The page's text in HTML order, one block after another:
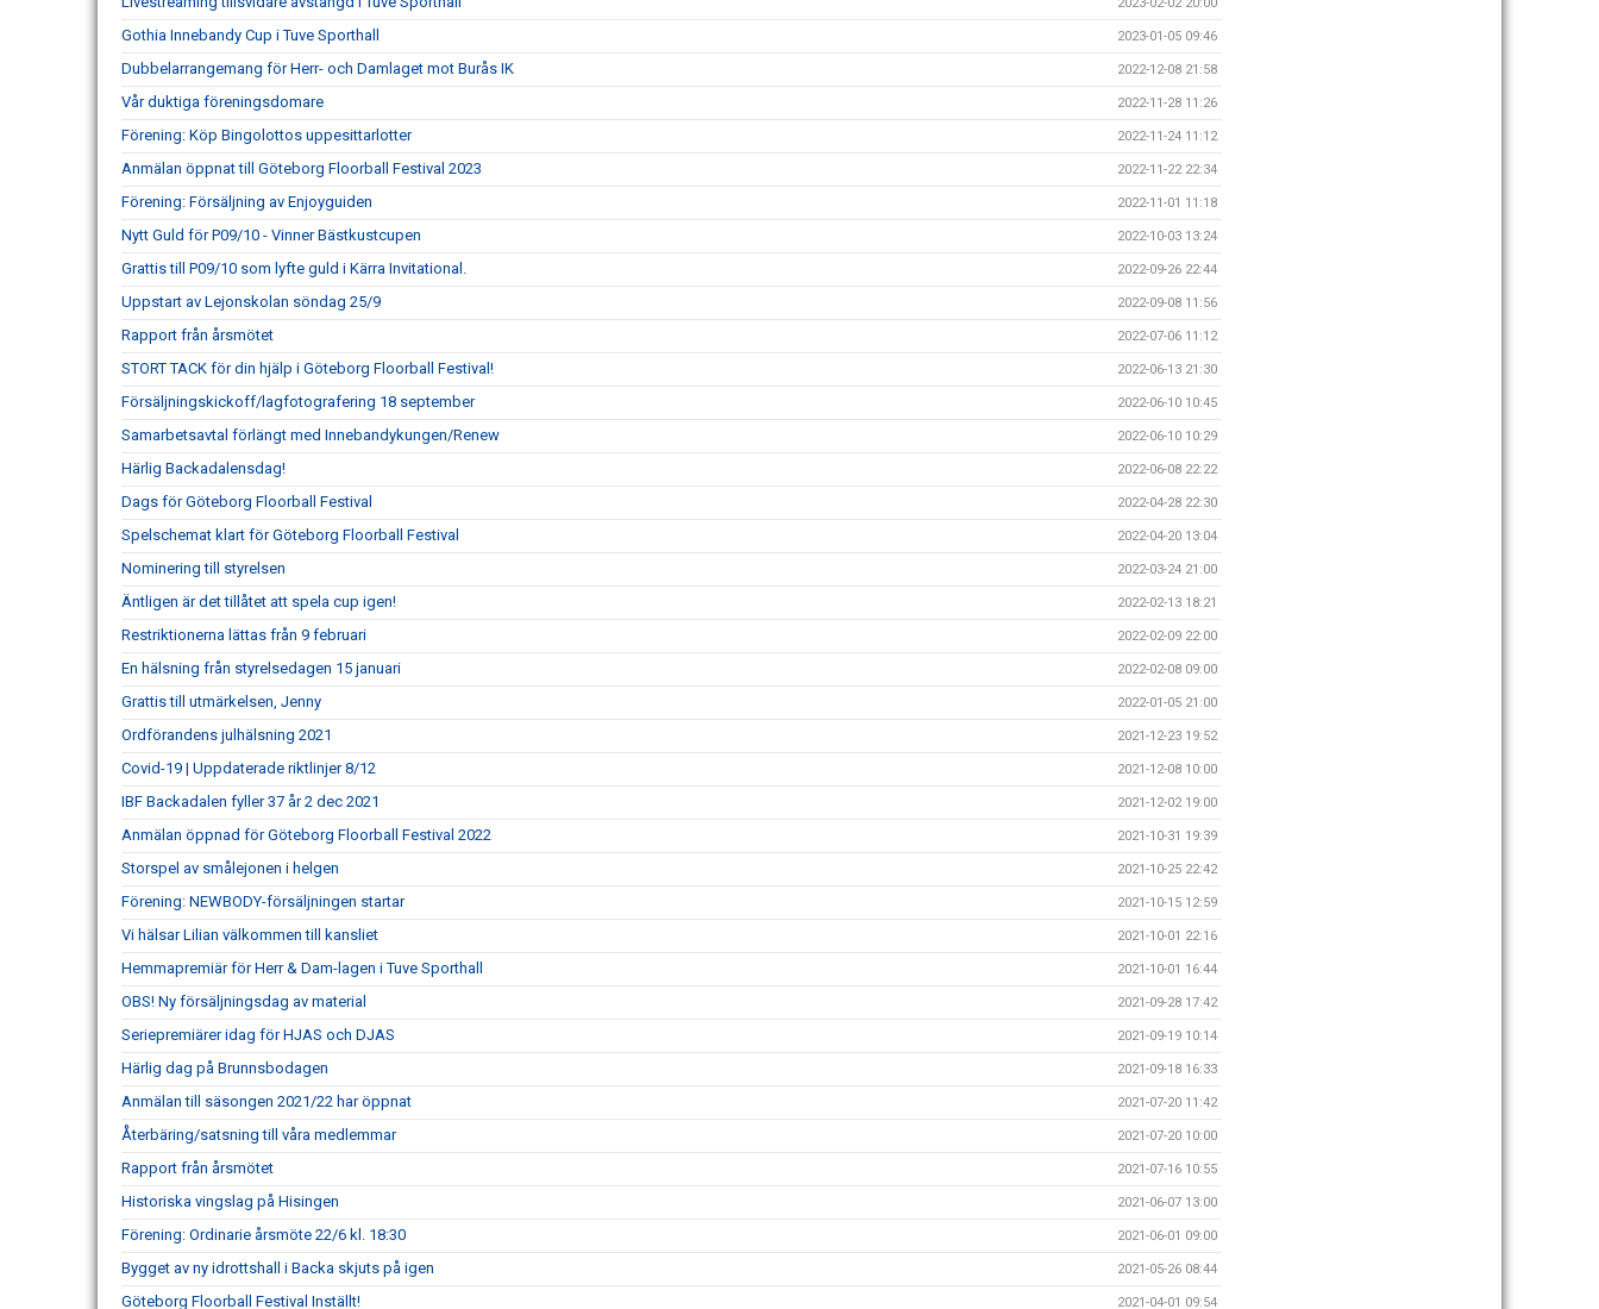
Gothia Innebandy Cup i Tuve Sporthall 2023-01-05 09:46
Dubbelarrangemang för Herr- och Damlaget mot Burås IK 2022-12-08 21:58
Vår duktiga föreningsdomare 2022-11-28 11:26
Förening: Köp Bingolottos uppesittarlotter 2022-11-24 11:12
Anmälan öppnat till Göteborg Floorball Festival 2023 2022-11-22 22:34
Förening: Försäljning av Enjoyguiden 2022-11-01 11:18
Nytt Guld för P09/10 - Vinner Bästkustcupen 2022-10-03 13:24
Grattis till P09/10 som lyfte guld i Kärra Invitational. 2022-09-26 22:44
Uppstart av Lejonskolan söndag 25/9 2022-09-08 11:56
Rapport från årsmötet 2022-07-06 11:12
STORT TACK för din hjälp i Göteborg Floorball Festival! 2022-06-13 21:30
Försäljningskickoff/lagfotografering 18 september 2022-06-10 10:45
Samarbetsavtal förlängt med Innebandykungen/Renew 2022-06-10 10:29
Härlig Backadalensdag! 2022-06-08 22:22
Dags för Göteborg Floorball Festival 2022-04-28 22:30
Spelschemat klart för Göteborg Floorball Festival 2022-04-20 13:04
Nominering till styrelsen 2022-03-24 21:00
Äntligen är det tillåtet att spela cup igen! 2022-02-13 18:21
Restriktionerna lättas från 9 februari 2022-02-09 22:00
En hälsning från styrelsedagen 15 januari 2022-02-08 09:00
Grattis till utmärkelsen, Jenny 2022-01-05 21:00
Ordförandens julhälsning 2021 2021-12-23 19:52
Covid-19 | Uppdaterade riktlinjer 8/12 2021-12-08 10:00
IBF Backadalen fyller 37 år 2 dec 2021 2021-12-02 19:00
Anmälan öppnad för Göteborg Floorball Festival 2022 2021-10-31 19:39
Storspel av smålejonen i helgen 2021-10-25 22:42
Förening: NEWBODY-försäljningen startar 2021-10-15 12:59
Vi hälsar Lilian välkommen till kansliet 2021-10-01 22:16
Hemmapremiär för Herr & Dam-lagen i Tuve Sporthall 2021-10-01 16:44
OBS! Ny försäljningsdag av material 2021-09-28 17:42
Seriepremiärer idag för HJAS och DJAS 2021-09-19 10:14
Härlig dag på Brunnsbodagen 2021-09-18 16:33
Anmälan till säsongen 2021/22 har öppnat 2021-07-20 11:42
Återbäring/satsning till våra medlemmar 2021-07-20 10:00
Rapport från årsmötet 2021-07-16 10:55
Historiska vingslag på Hisingen 2021-06-07 13:00
Förening: Ordinarie årsmöte 22/6 kl. 18:30 2021-06-01 09:00
Bygget av ny idrottshall i Backa skjuts på igen 2021-05-26 08:44
Göteborg Floorball Festival Inställt! 2021-04-01 09:54